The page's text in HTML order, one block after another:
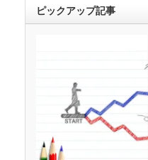
ピックアップ記事